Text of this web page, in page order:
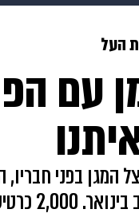
makoZ
תשעה חודשים
העל
עם
בפני חבריו,
נותרו להמבורג